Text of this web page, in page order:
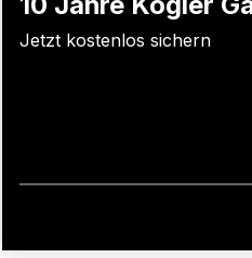
Jetzt kostenlos sichern